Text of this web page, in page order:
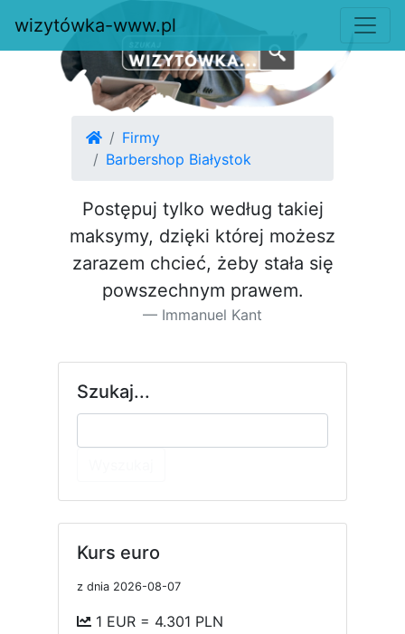
Firmy
Barbershop Białystok
Postępuj tylko według takiej
maksymy, dzięki której możesz
za­razem chcieć, żeby stała się
pow­szechnym prawem.
Immanuel Kant
wizytówka-www.pl
Szukaj...
Kurs euro
z dnia 2026-08-07
1 EUR = 4.301 PLN